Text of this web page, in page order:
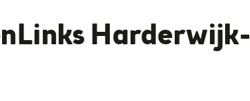
Harderwijk-